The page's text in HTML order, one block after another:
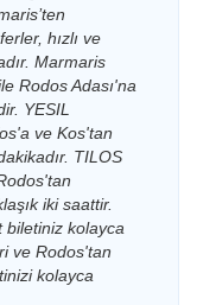
Dentur
Avrasya
Feribot
Dentur
hızlı ve
Marmaris
Rodos Adası'na
YESIL
ve Kos'tan
TILOS
iki saattir.
kolayca
ve Rodos'tan
kolayca